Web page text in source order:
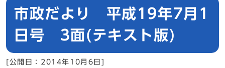
市政だより 平成19年7月1
日号 3面(テキスト版)
[公開日：2014年10月6日]